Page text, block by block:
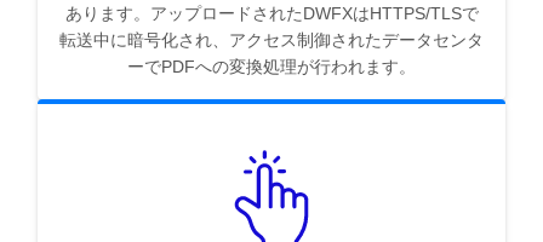
あります。アップロードされたDWFXはHTTPS/TLSで
転送中に暗号化され、アクセス制御されたデータセンタ
ーでPDFへの変換処理が行われます。